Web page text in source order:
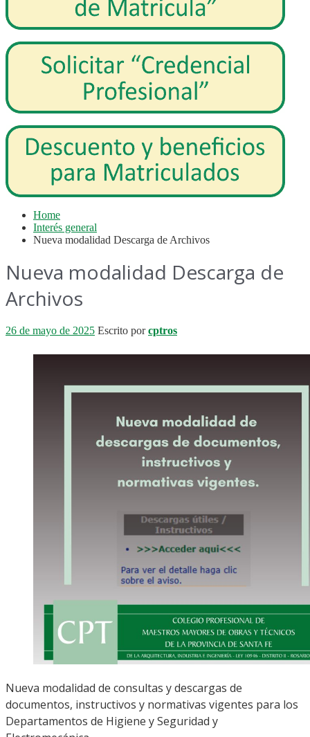
Home
Interés general
Nueva modalidad Descarga de Archivos
Nueva modalidad Descarga de
Archivos
26 de mayo de 2025 Escrito porcptros
Nueva modalidad de consultas y descargas de
documentos, instructivos y normativas vigentes para los
Departamentos de Higiene y Seguridad y